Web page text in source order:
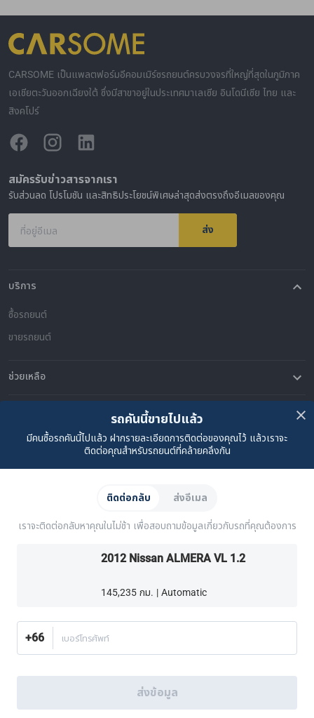
รถคันนี้ขายไปแล้ว
มีคนซื้อรถคันนี้ไปแล้ว ฝากรายละเอียดการติดต่อของคุณไว้ แล้วเราจะ
ติดต่อคุณสำหรับรถยนต์ที่คล้ายคลึงกัน
ติดต่อกลับ
ส่งอีเมล
เราจะติดต่อกลับหาคุณในไม่ช้า เพื่อสอบถามข้อมูลเกี่ยวกับรถที่คุณต้องการ
2012 Nissan ALMERA VL 1.2
145,235 กม. | Automatic
+66 เบอร์โทรศัพท์
ส่งข้อมูล
CARSOME เป็นแพลตฟอร์มอีคอมเมิร์ซรถยนต์ครบวงจรที่ใหญ่ที่สุดในภูมิภาค
เอเชียตะวันออกเฉียงใต้ ซึ่งมีสาขาอยู่ในประเทศมาเลเซีย อินโดนีเซีย ไทย และ
สิงคโปร์
สมัครรับข่าวสารจากเรา
รับส่วนลด โปรโมชัน และสิทธิประโยชน์พิเศษล่าสุดส่งตรงถึงอีเมลของคุณ
ที่อยู่อีเมล ส่ง
บริการ
ซื้อรถยนต์
ขายรถยนต์
ช่วยเหลือ
คำถามที่พบบ่อย
ติดต่อเรา
ที่ตั้งของเรา
เรื่องราวของเรา
ซื้อรถจาก CARSOME
บทความ
การแจ้งเบาะแส
ร่วมงานกับเรา
Partner Websites
หรือโทร 02-026-1188
ประเทศไทย
© 2016-2025 CARSOME (THAILAND) CO., LTD.(105559096112) สงวน